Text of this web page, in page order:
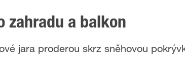
zahradu a balkon
jara proderou skrz sněhovou